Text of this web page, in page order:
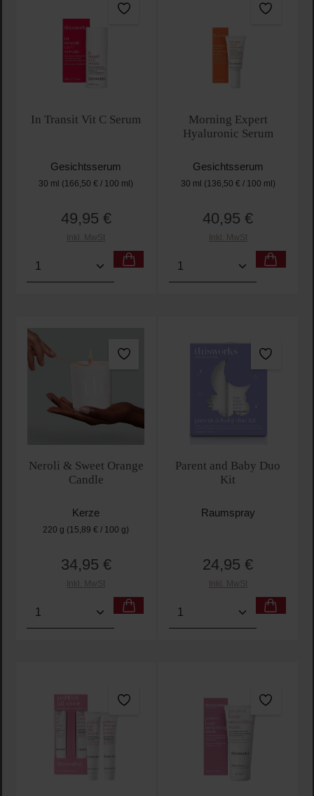
In Transit Vit C Serum
Gesichtsserum
30 ml (166,50 € / 100 ml)
Regulärer Preis:
49,95 €
Inkl. MwSt
Produkt Anzahl: Gib den gewünschten Wert ein
Morning Expert
Hyaluronic Serum
Gesichtsserum
30 ml (136,50 € / 100 ml)
Regulärer Preis:
40,95 €
Inkl. MwSt
Produkt Anzahl: Gib
Neroli & Sweet Orange
Candle
Kerze
220 g (15,89 € / 100 g)
Regulärer Preis:
34,95 €
Inkl. MwSt
Produkt Anzahl: Gib den gewünschten Wert ein
Parent and Baby Duo
Kit
Raumspray
Regulärer Preis:
24,95 €
Inkl. MwSt
Produkt Anzahl: Gib